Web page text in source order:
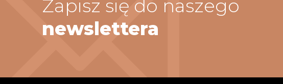
Zapisz się do naszego
newslettera